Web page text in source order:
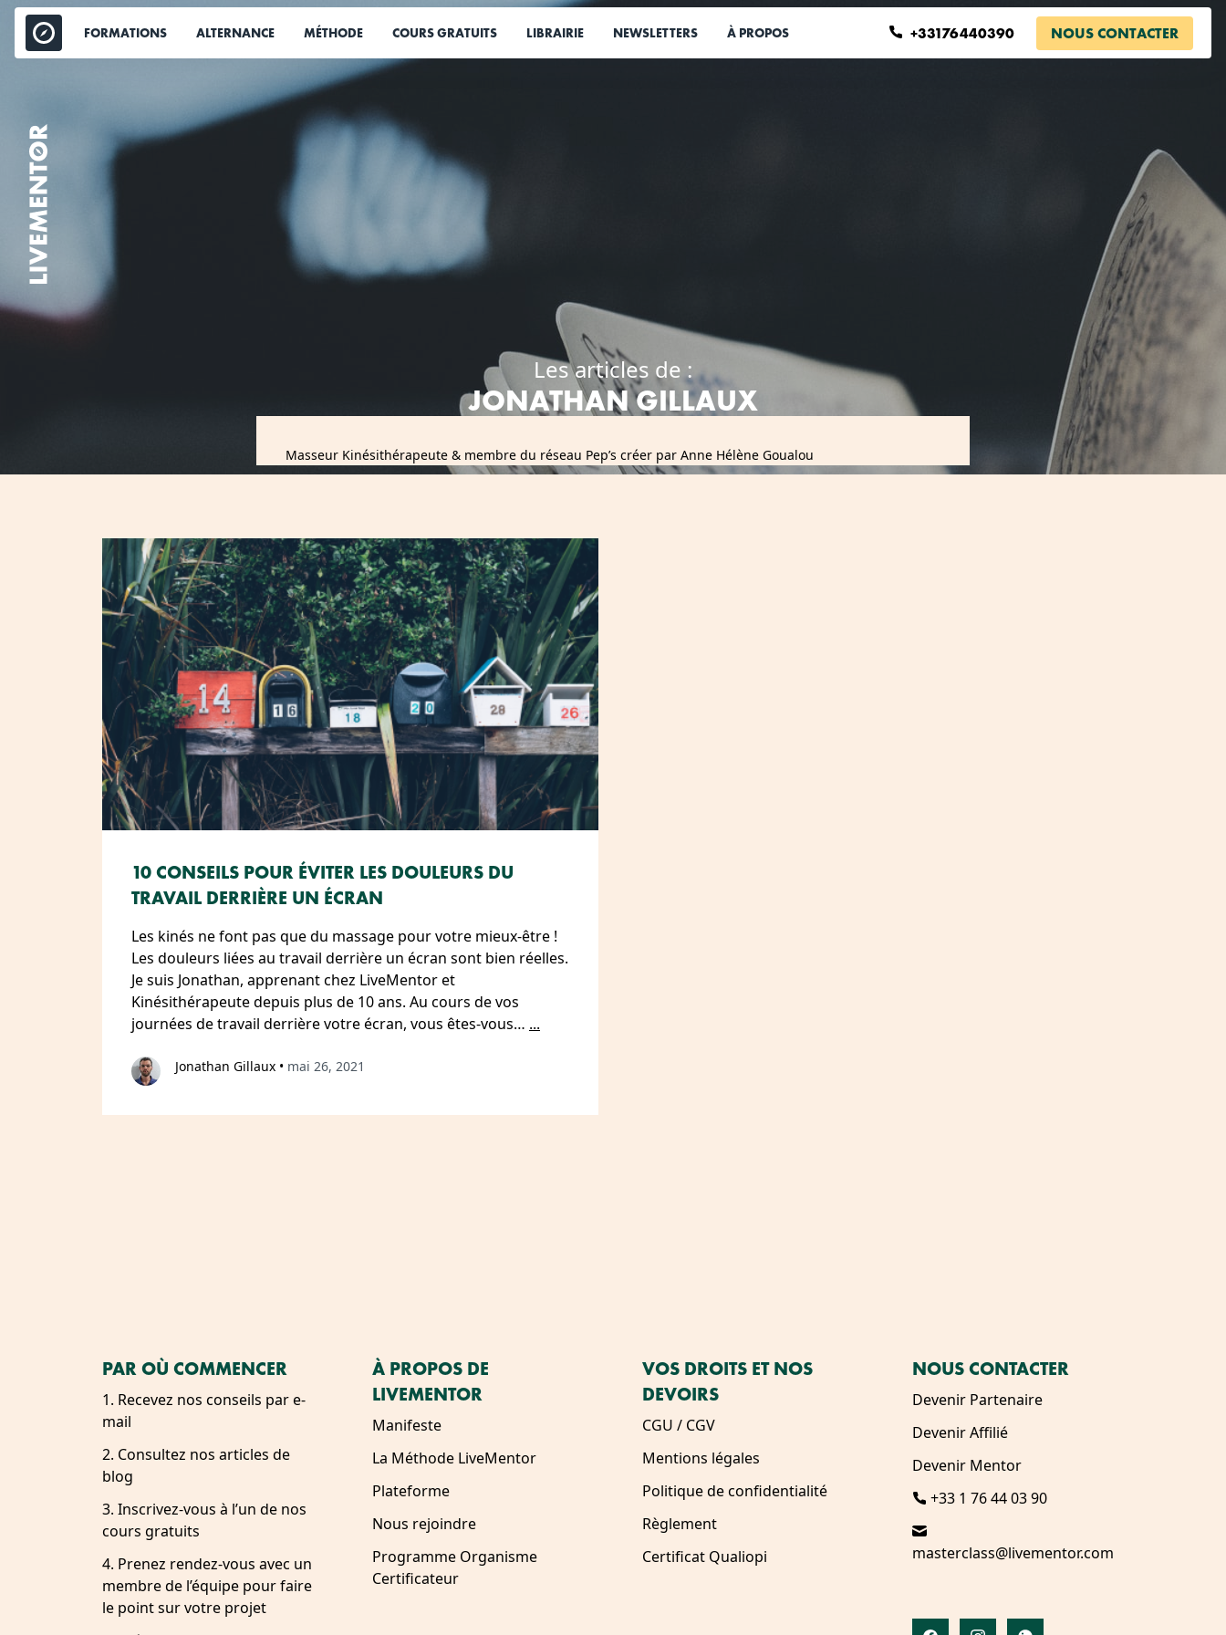
Aller
contenu
FORMATIONS ALTERNANCE MÉTHODE COURS GRATUITS LIBRAIRIE NEWSLETTERS À PROPOS +33176440390 NOUS CONTACTER
Les articles de :
JONATHAN GILLAUX
Masseur Kinésithérapeute & membre du réseau Pep’s créer par Anne Hélène Goualou
10 CONSEILS POUR ÉVITER LES DOULEURS DU
TRAVAIL DERRIÈRE UN ÉCRAN
Les kinés ne font pas que du massage pour votre mieux-être !
Les douleurs liées au travail derrière un écran sont bien réelles.
Je suis Jonathan, apprenant chez LiveMentor et
Kinésithérapeute depuis plus de 10 ans. Au cours de vos
journées de travail derrière votre écran, vous êtes-vous… ...
Jonathan Gillaux • mai 26, 2021
PAR OÙ COMMENCER
1. Recevez nos conseils par e-
mail
2. Consultez nos articles de
blog
3. Inscrivez-vous à l’un de nos
cours gratuits
4. Prenez rendez-vous avec un
membre de l’équipe pour faire
le point sur votre projet
À PROPOS DE
LIVEMENTOR
Manifeste
La Méthode LiveMentor
Plateforme
Nous rejoindre
Programme Organisme
Certificateur
VOS DROITS ET NOS
DEVOIRS
CGU / CGV
Mentions légales
Politique de confidentialité
Règlement
Certificat Qualiopi
NOUS CONTACTER
Devenir Partenaire
Devenir Affilié
Devenir Mentor
+33 1 76 44 03 90
masterclass@livementor.com